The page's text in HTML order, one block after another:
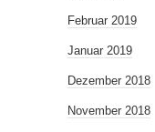
Februar 2019
Januar 2019
Dezember 2018
November 2018